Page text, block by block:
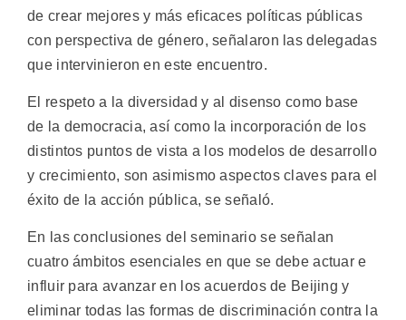
de crear mejores y más eficaces políticas públicas
con perspectiva de género, señalaron las delegadas
que intervinieron en este encuentro.
El respeto a la diversidad y al disenso como base
de la democracia, así como la incorporación de los
distintos puntos de vista a los modelos de desarrollo
y crecimiento, son asimismo aspectos claves para el
éxito de la acción pública, se señaló.
En las conclusiones del seminario se señalan
cuatro ámbitos esenciales en que se debe actuar e
influir para avanzar en los acuerdos de Beijing y
eliminar todas las formas de discriminación contra la